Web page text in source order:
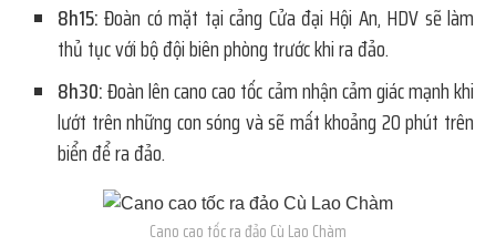
8h15: Đoàn có mặt tại cảng Cửa đại Hội An, HDV sẽ làm
thủ tục với bộ đội biên phòng trước khi ra đảo.
8h30:Đoàn lên cano cao tốc cảm nhận cảm giác mạnh khi
lướt trên những con sóng và sẽ mất khoảng 20 phút trên
biển để ra đảo.
Cano cao tốc ra đảo Cù Lao Chàm